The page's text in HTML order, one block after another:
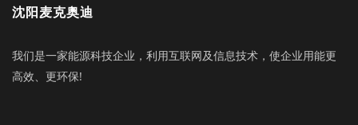
沈阳麦克奥迪
我们是一家能源科技企业，利用互联网及信息技术，使企业用能更
高效、更环保!